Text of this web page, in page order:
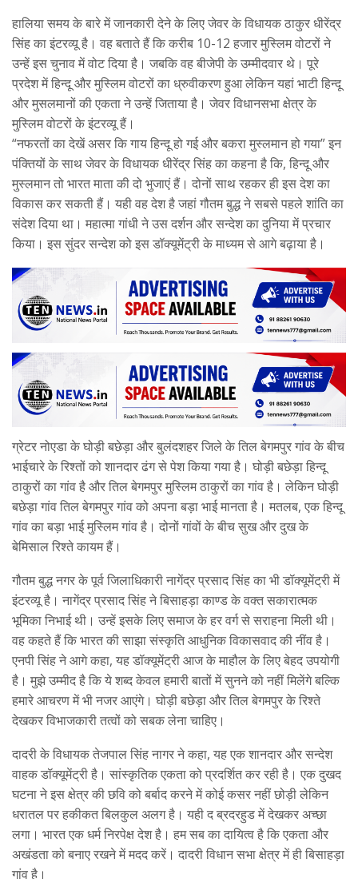
हालिया समय के बारे में जानकारी देने के लिए जेवर के विधायक ठाकुर धीरेंद्र
सिंह का इंटरव्यू है। वह बताते हैं कि करीब 10-12 हजार मुस्लिम वोटरों ने
उन्हें इस चुनाव में वोट दिया है। जबकि वह बीजेपी के उम्मीदवार थे। पूरे
प्रदेश में हिन्दू और मुस्लिम वोटरों का ध्रुवीकरण हुआ लेकिन यहां भाटी हिन्दू
और मुसलमानों की एकता ने उन्हें जिताया है। जेवर विधानसभा क्षेत्र के
मुस्लिम वोटरों के इंटरव्यू हैं।
“नफरतों का देखें असर कि गाय हिन्दू हो गई और बकरा मुस्लमान हो गया” इन
पंक्तियों के साथ जेवर के विधायक धीरेंद्र सिंह का कहना है कि, हिन्दू और
मुस्लमान तो भारत माता की दो भुजाएं हैं। दोनों साथ रहकर ही इस देश का
विकास कर सकती हैं। यही वह देश है जहां गौतम बुद्ध ने सबसे पहले शांति का
संदेश दिया था। महात्मा गांधी ने उस दर्शन और सन्देश का दुनिया में प्रचार
किया। इस सुंदर सन्देश को इस डॉक्यूमेंट्री के माध्यम से आगे बढ़ाया है।
ग्रेटर नोएडा के घोड़ी बछेड़ा और बुलंदशहर जिले के तिल बेगमपुर गांव के बीच
भाईचारे के रिश्तों को शानदार ढंग से पेश किया गया है। घोड़ी बछेड़ा हिन्दू
ठाकुरों का गांव है और तिल बेगमपुर मुस्लिम ठाकुरों का गांव है। लेकिन घोड़ी
बछेड़ा गांव तिल बेगमपुर गांव को अपना बड़ा भाई मानता है। मतलब, एक हिन्दू
गांव का बड़ा भाई मुस्लिम गांव है। दोनों गांवों के बीच सुख और दुख के
बेमिसाल रिश्ते कायम हैं।
गौतम बुद्ध नगर के पूर्व जिलाधिकारी नागेंद्र प्रसाद सिंह का भी डॉक्यूमेंट्री में
इंटरव्यू है। नागेंद्र प्रसाद सिंह ने बिसाहड़ा काण्ड के वक्त सकारात्मक
भूमिका निभाई थी। उन्हें इसके लिए समाज के हर वर्ग से सराहना मिली थी।
वह कहते हैं कि भारत की साझा संस्कृति आधुनिक विकासवाद की नींव है।
एनपी सिंह ने आगे कहा, यह डॉक्यूमेंट्री आज के माहौल के लिए बेहद उपयोगी
है। मुझे उम्मीद है कि ये शब्द केवल हमारी बातों में सुनने को नहीं मिलेंगे बल्कि
हमारे आचरण में भी नजर आएंगे। घोड़ी बछेड़ा और तिल बेगमपुर के रिश्ते
देखकर विभाजकारी तत्वों को सबक लेना चाहिए।
दादरी के विधायक तेजपाल सिंह नागर ने कहा, यह एक शानदार और सन्देश
वाहक डॉक्यूमेंट्री है। सांस्कृतिक एकता को प्रदर्शित कर रही है। एक दुखद
घटना ने इस क्षेत्र की छवि को बर्बाद करने में कोई कसर नहीं छोड़ी लेकिन
धरातल पर हकीकत बिलकुल अलग है। यही द ब्रदरहुड में देखकर अच्छा
लगा। भारत एक धर्म निरपेक्ष देश है। हम सब का दायित्व है कि एकता और
अखंडता को बनाए रखने में मदद करें। दादरी विधान सभा क्षेत्र में ही बिसाहड़ा
गांव है।